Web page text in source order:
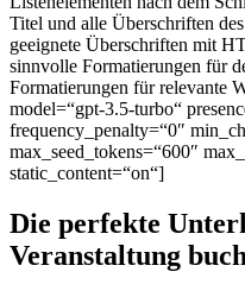
Titel und alle Überschriften
geeignete Überschriften mit
sinnvolle Formatierungen für
Formatierungen für relevante
model=“gpt-3.5-turbo“
frequency_penalty=“0″
max_seed_tokens=“600″
static_content=“on“]
Die perfekte
Veranstaltung